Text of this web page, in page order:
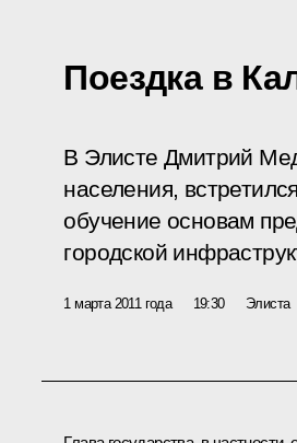
Поездка в
В Элисте Дмитрий
населения,
обучение основам
городской
1 марта 2011 года 19:30 Элиста